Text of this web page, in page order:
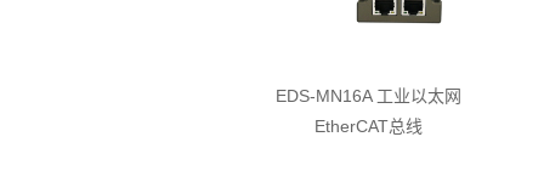
EDS-MN16A 工业以太网
EtherCAT总线